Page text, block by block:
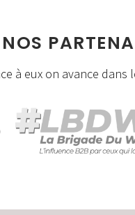
NOS
à eux on avance dans